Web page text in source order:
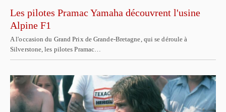
Les pilotes Pramac Yamaha découvrent l'usine
Alpine F1
A l'occasion du Grand Prix de Grande-Bretagne, qui se déroule à
Silverstone, les pilotes Pramac…